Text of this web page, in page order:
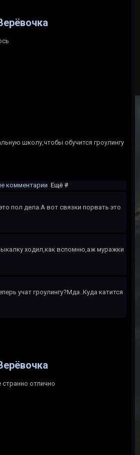
школу,чтобы обучится гроулингу
комментарии Ещё #
пол дела.А вот связки порвать это
ходил,как вспомню,аж муражки
учат гроулингу?Мда..Куда катится
странно отлично